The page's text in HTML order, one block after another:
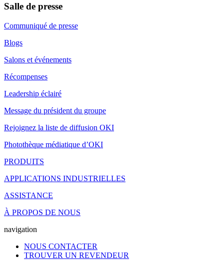
Salle de presse
Communiqué de presse
Blogs
Salons et événements
Récompenses
Leadership éclairé
Message du président du groupe
Rejoignez la liste de diffusion OKI
Photothèque médiatique d’OKI
PRODUITS
APPLICATIONS INDUSTRIELLES
ASSISTANCE
À PROPOS DE NOUS
navigation
NOUS CONTACTER
TROUVER UN REVENDEUR